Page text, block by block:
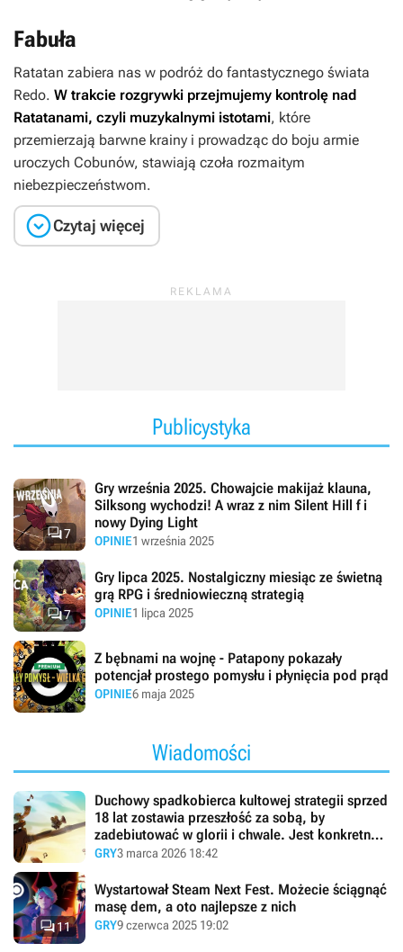
Fabuła
Ratatan zabiera nas w podróż do fantastycznego świata
Redo. W trakcie rozgrywki przejmujemy kontrolę nad
Ratatanami, czyli muzykalnymi istotami, które
przemierzają barwne krainy i prowadząc do boju armie
uroczych Cobunów, stawiają czoła rozmaitym
niebezpieczeństwom.
Czytaj więcej
Publicystyka
7
Gry września 2025. Chowajcie makijaż klauna,
Silksong wychodzi! A wraz z nim Silent Hill f i
nowy Dying Light
OPINIE1 września 2025
7
Gry lipca 2025. Nostalgiczny miesiąc ze świetną
grą RPG i średniowieczną strategią
OPINIE1 lipca 2025
Z bębnami na wojnę - Patapony pokazały
potencjał prostego pomysłu i płynięcia pod prąd
OPINIE6 maja 2025
Wiadomości
Duchowy spadkobierca kultowej strategii sprzed
18 lat zostawia przeszłość za sobą, by
zadebiutować w glorii i chwale. Jest konkretna
data premiera Ratatana
GRY3 marca 2026 18:42
11
Wystartował Steam Next Fest. Możecie ściągnąć
masę dem, a oto najlepsze z nich
GRY9 czerwca 2025 19:02